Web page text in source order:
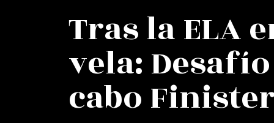
Tras la ELA
vela: Desafío
cabo